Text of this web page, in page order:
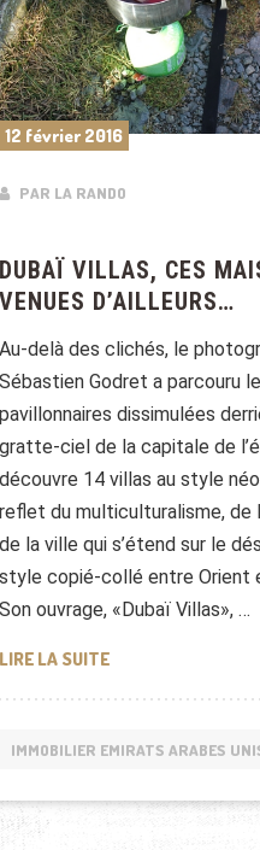
12 février 2016
PAR LA RANDO
DUBAÏ VILLAS, CES
VENUES D’AILLEURS…
Au-delà des clichés, le
Sébastien Godret a parcouru
pavillonnaires dissimulées
gratte-ciel de la capitale de
découvre 14 villas au style
reflet du multiculturalisme, de
de la ville qui s’étend sur le
style copié-collé entre Orient
Son ouvrage, «Dubaï Villas», …
LIRE LA SUITEDUBAÏ VILLAS, CES
IMMOBILIER EMIRATS ARABES